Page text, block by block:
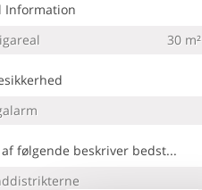
Information
30 m²
følgende beskriver bedst...